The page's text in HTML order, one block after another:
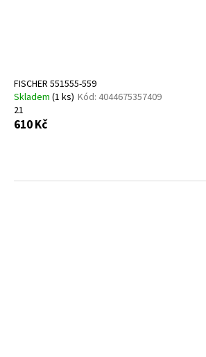
FISCHER 551555-559
Skladem (1 ks) Kód: 4044675357409
21
610 Kč